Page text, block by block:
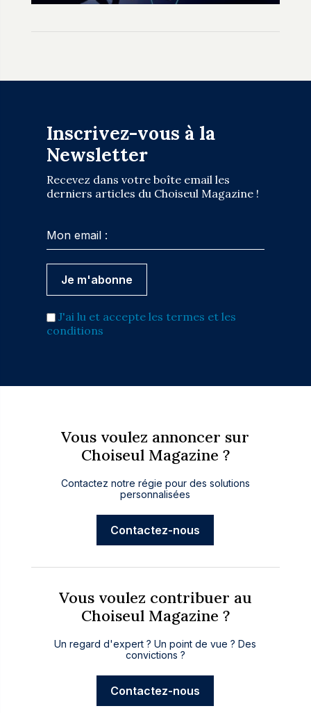
Inscrivez-vous à la
Newsletter
Recevez dans votre boîte email les
derniers articles du Choiseul Magazine !
J'ai lu et accepte les termes et les
conditions
Vous voulez annoncer sur
Choiseul Magazine ?
Contactez notre régie pour des solutions
personnalisées
Contactez-nous
Vous voulez contribuer au
Choiseul Magazine ?
Un regard d'expert ? Un point de vue ? Des
convictions ?
Contactez-nous